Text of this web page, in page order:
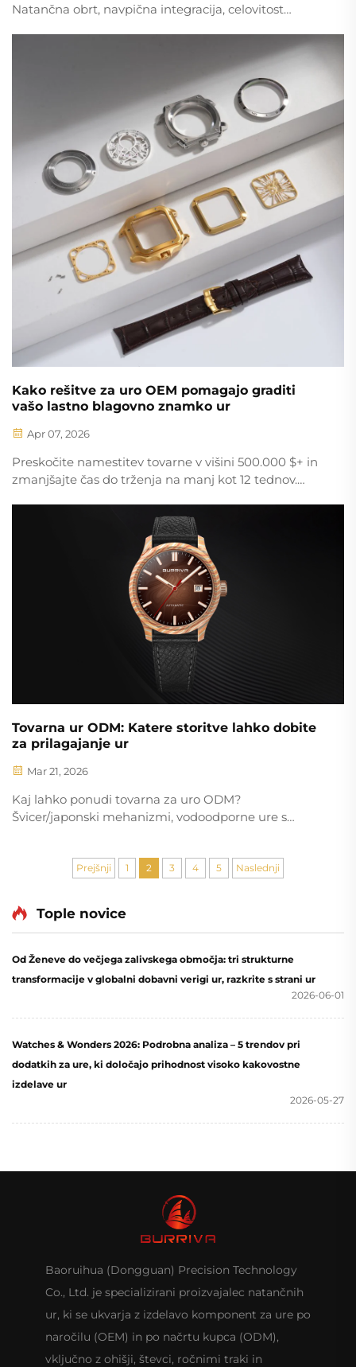
Natančna obrt, navpična integracija, celovitost
Kako rešitve za uro OEM pomagajo graditi
vašo lastno blagovno znamko ur
Apr 07, 2026
Preskočite namestitev tovarne v višini 500.000 $+ in
zmanjšajte čas do trženja na manj kot 12 tednov.
certificirano po standardu ISO, popolno prilagoditev
in razširljivo proizvodnjo – že danes začnite graditi
svojo blagovno znamko.
Tovarna ur ODM: Katere storitve lahko dobite
za prilagajanje ur
Mar 21, 2026
Kaj lahko ponudi tovarna za uro ODM?
Švicer/japonski mehanizmi, vodoodporne ure s
prilagoditev od začetka do konca.
Prejšnji 1 2 3 4 5 Naslednji
Tople novice
Od Ženeve do večjega zalivskega območja: tri strukturne
transformacije v globalni dobavni verigi ur, razkrite s strani ur
2026-06-01
Watches & Wonders 2026: Podrobna analiza – 5 trendov pri
dodatkih za ure, ki določajo prihodnost visoko kakovostne
izdelave ur
2026-05-27
Baoruihua (Dongguan) Precision Technology
Co., Ltd. je specializirani proizvajalec natančnih
ur, ki se ukvarja z izdelavo komponent za ure po
naročilu (OEM) in po načrtu kupca (ODM),
vključno z ohišji, števci, ročnimi traki in